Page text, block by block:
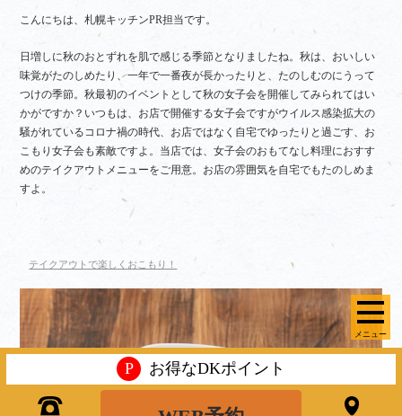
メニュー
こんにちは、札幌キッチンPR担当です。
日増しに秋のおとずれを肌で感じる季節となりましたね。秋は、おいしい
味覚がたのしめたり、一年で一番夜が長かったりと、たのしむのにうって
つけの季節。秋最初のイベントとして秋の女子会を開催してみられてはい
かがですか？いつもは、お店で開催する女子会ですがウイルス感染拡大の
騒がれているコロナ禍の時代、お店ではなく自宅でゆったりと過ごす、お
こもり女子会も素敵ですよ。当店では、女子会のおもてなし料理におすす
めのテイクアウトメニューをご用意。お店の雰囲気を自宅でもたのしめま
すよ。
テイクアウトで楽しくおこもり！
P お得なDKポイント